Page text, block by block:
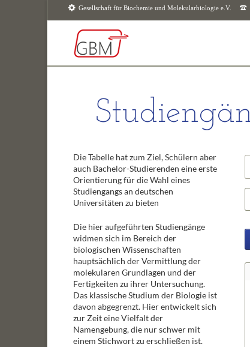
Gesellschaft für Biochemie und Molekularbiologie e.V.
SUCHEN
Die Tabelle hat zum Ziel, Schülern aber
auch Bachelor-Studierenden eine erste
Orientierung für die Wahl eines
Studiengangs an deutschen
Universitäten zu bieten
Die hier aufgeführten Studiengänge
widmen sich im Bereich der
biologischen Wissenschaften
hauptsächlich der Vermittlung der
molekularen Grundlagen und der
Fertigkeiten zu ihrer Untersuchung.
Das klassische Studium der Biologie ist
davon abgegrenzt. Hier entwickelt sich
zur Zeit eine Vielfalt der
Namengebung, die nur schwer mit
einem Stichwort zu erschließen ist.